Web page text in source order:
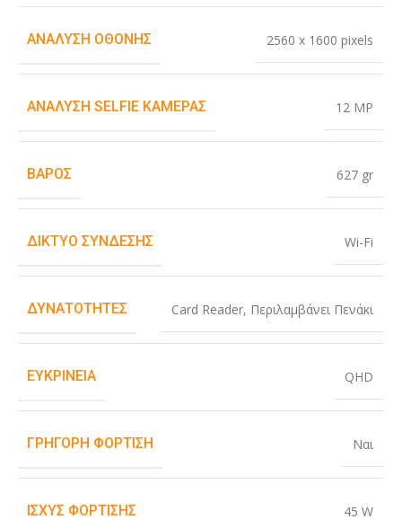
ΑΝΆΛΥΣΗ ΟΘΌΝΗΣ 2560 x 1600 pixels
ΑΝΆΛΥΣΗ SELFIE ΚΆΜΕΡΑΣ 12 MP
ΒΆΡΟΣ 627 gr
ΔΊΚΤΥΟ ΣΎΝΔΕΣΗΣ Wi-Fi
ΔΥΝΑΤΌΤΗΤΕΣ Card Reader, Περιλαμβάνει Πενάκι
ΕΥΚΡΊΝΕΙΑ QHD
ΓΡΉΓΟΡΗ ΦΌΡΤΙΣΗ Ναι
ΙΣΧΎΣ ΦΌΡΤΙΣΗΣ 45 W